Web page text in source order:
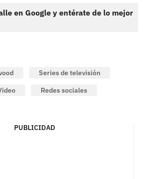
en Google y entérate de lo mejor
Series de televisión
Redes sociales
PUBLICIDAD